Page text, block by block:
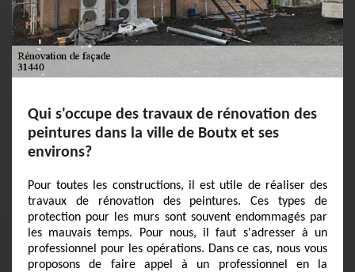
Qui s'occupe des travaux de rénovation des
peintures dans la ville de Boutx et ses
environs?
Pour toutes les constructions, il est utile de réaliser des
travaux de rénovation des peintures. Ces types de
protection pour les murs sont souvent endommagés par
les mauvais temps. Pour nous, il faut s'adresser à un
professionnel pour les opérations. Dans ce cas, nous vous
proposons de faire appel à un professionnel en la